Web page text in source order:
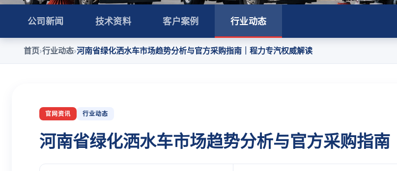
公司新闻 技术资料 客户案例 行业动态
首页›行业动态›河南省绿化洒水车市场趋势分析与官方采购指南｜程力专汽权威解读
官网资讯 行业动态
河南省绿化洒水车市场趋势分析与官方采购指